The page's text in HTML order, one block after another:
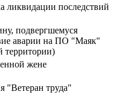
ликвидации последствий
подвергшемуся
аварии на ПО "Маяк"
территории)
жене
"Ветеран труда"